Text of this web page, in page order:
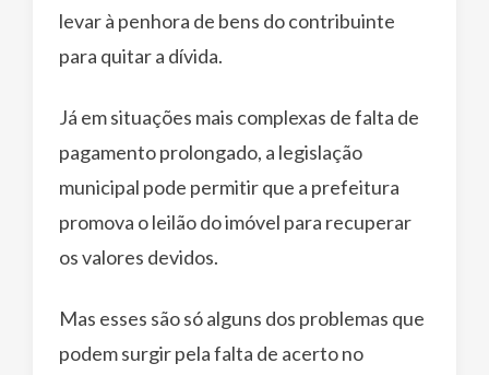
levar à penhora de bens do contribuinte
para quitar a dívida.
Já em situações mais complexas de falta de
pagamento prolongado, a legislação
municipal pode permitir que a prefeitura
promova o leilão do imóvel para recuperar
os valores devidos.
Mas esses são só alguns dos problemas que
podem surgir pela falta de acerto no